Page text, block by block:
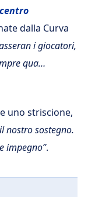
dalla Curva
i giocatori,
qua…
uno striscione,
nostro sostegno.
impegno”.